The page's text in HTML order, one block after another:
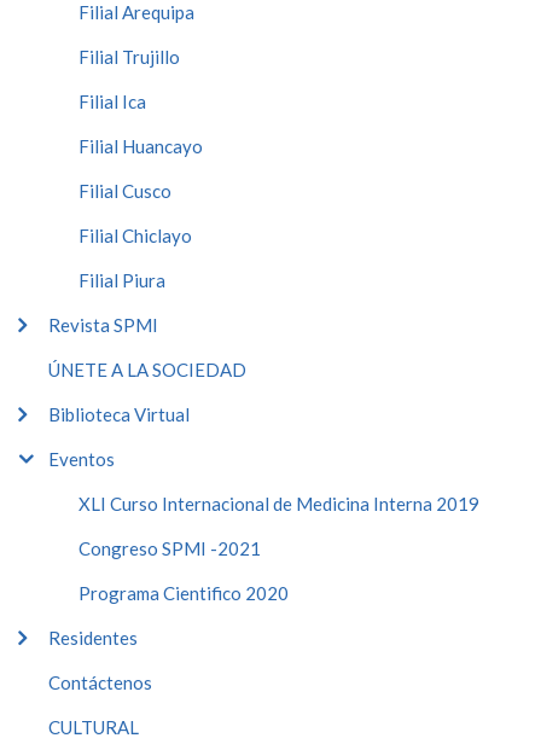
Filial Arequipa
Filial Trujillo
Filial Ica
Filial Huancayo
Filial Cusco
Filial Chiclayo
Filial Piura
Revista SPMI
ÚNETE A LA SOCIEDAD
Biblioteca Virtual
Eventos
XLI Curso Internacional de Medicina Interna 2019
Congreso SPMI -2021
Programa Cientifico 2020
Residentes
Contáctenos
CULTURAL